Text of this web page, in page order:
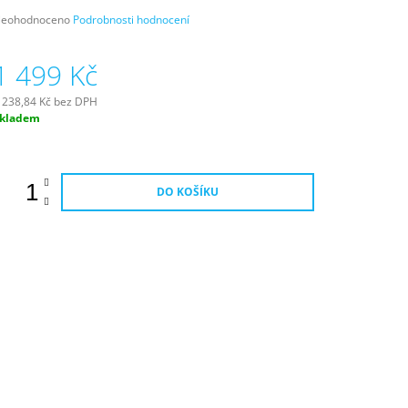
0,0
Podrobnosti hodnocení
499 Kč
238,84 Kč bez DPH
DO KOŠÍKU